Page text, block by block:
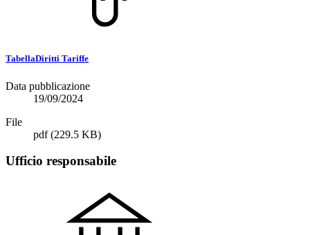
TabellaDiritti Tariffe
Data pubblicazione
19/09/2024
File
pdf(229.5 KB)
Ufficio responsabile